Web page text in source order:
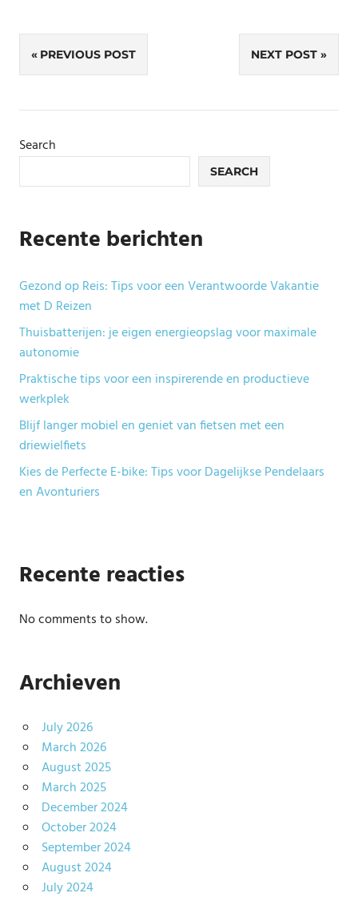
Post
navigation
PREVIOUS POST NEXT POST
Search
SEARCH
Recente berichten
Gezond op Reis: Tips voor een Verantwoorde Vakantie
met D Reizen
Thuisbatterijen: je eigen energieopslag voor maximale
autonomie
Praktische tips voor een inspirerende en productieve
werkplek
Blijf langer mobiel en geniet van fietsen met een
driewielfiets
Kies de Perfecte E-bike: Tips voor Dagelijkse Pendelaars
en Avonturiers
Recente reacties
No comments to show.
Archieven
July 2026
March 2026
August 2025
March 2025
December 2024
October 2024
September 2024
August 2024
July 2024